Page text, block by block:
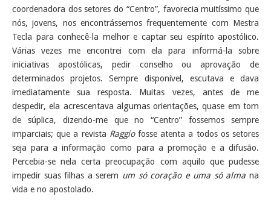
coordenadora dos setores do “Centro”, favorecia muitíssimo que
nós, jovens, nos encontrássemos frequentemente com Mestra
Tecla para conhecê-la melhor e captar seu espírito apostólico.
Várias vezes me encontrei com ela para informá-la sobre
iniciativas apostólicas, pedir conselho ou aprovação de
determinados projetos. Sempre disponível, escutava e dava
imediatamente sua resposta. Muitas vezes, antes de me
despedir, ela acrescentava algumas orientações, quase em tom
de súplica, dizendo-me que no “Centro” fossemos sempre
imparciais; que a revista Raggiofosse atenta a todos os setores
seja para a informação como para a promoção e a difusão.
Percebia-se nela certa preocupação com aquilo que pudesse
impedir suas filhas a serem um só coração e uma só almana
vida e no apostolado.